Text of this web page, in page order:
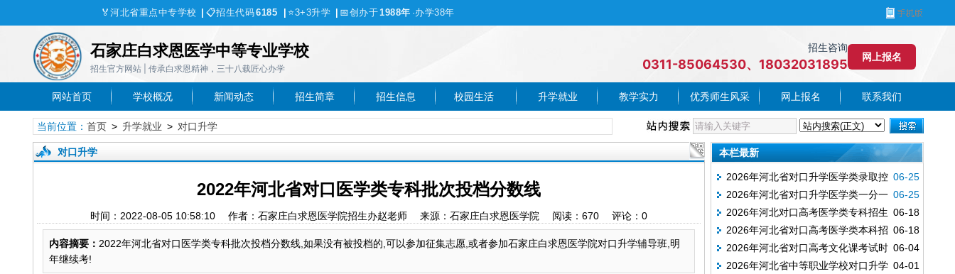
🏅 河北省重点中专学校 📋招生代码6185 ⭐3+3升学 📅创办于1988年 ·办学38年
石家庄白求恩医学中等专业学校
招生官方网站 | 传承白求恩精神，三十八载匠心办学
招生咨询
0311-85064530、18032031895
网上报名
网站首页 学校概况 新闻动态 招生简章 招生信息 校园生活 升学就业 教学实力 优秀师生风采 网上报名 联系我们
当前位置： 首页> 升学就业 > 对口升学
对口升学
2022年河北省对口医学类专科批次投档分数线
时间：2022-08-05 10:58:10 作者：石家庄白求恩医学院招生办赵老师 来源：石家庄白求恩医学院 阅读： 670评论： 0
内容摘要： 2022年河北省对口医学类专科批次投档分数线,如果没有被投档的,可以参加征集志愿,或者参加石家庄白求恩医学院对口升学辅导班,明
年继续考!
本栏最新
06-25
2026年河北省对口升学医学类录取控
制线已公布
06-25
2026年河北省对口升学医学类一分一
档表
06-18
2026年河北对口高考医学类专科招生
计划
06-18
2026年河北省对口高考医学类本科招
生计划—邢台医学院首次招对口本科 06-04
2026年河北省对口高考文化课考试时
间安排
04-01
2026年河北省中等职业学校对口升学